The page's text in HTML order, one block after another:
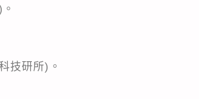
技研所)。